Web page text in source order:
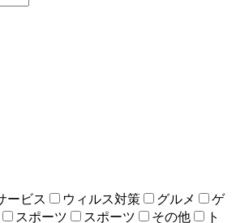
ービス ウィルス対策 グルメ
ゲ
スポーツ スポーツ その他
ト